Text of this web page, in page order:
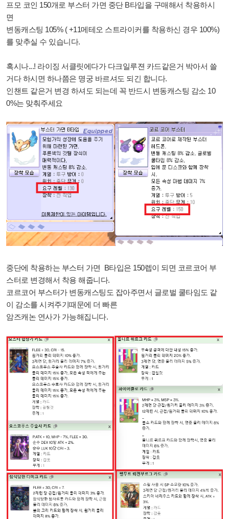
프모 코인 150개로 부스터 가면 중단 B타입을 구매해서 착용하시
면
변동캐스팅 105% ( +11메테오 스트라이커를 착용하신 경우 100%)
를 맞추실 수 있습니다.
혹시나...! 라이징 서클릿에다가 다크일루젼 카드같은거 박아서 쓸
거다 하시면 하나쯤은 명궁 바르셔도 되긴 합니다.
인챈트 같은거 변경 하셔도 되는데 꼭 반드시 변동캐스팅 감소 10
0%는 맞춰주세요
중단에 착용하는 부스터 가면 B타입은 150렙이 되면 코르코어 부
스터로 변경해서 착용 해줍니다.
코르코어 부스터가 변동캐스팅도 잡아주면서 글로벌 쿨타임도 같
이 감소를 시켜주기때문에 더 빠른
암즈캐논 연사가 가능해집니다.